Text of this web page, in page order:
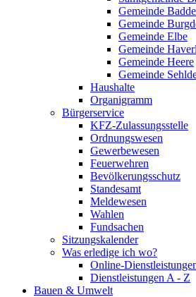
Gemeinde
Gemeinde
Gemeinde Elbe
Gemeinde
Gemeinde Heere
Gemeinde
Haushalte
Organigramm
Bürgerservice
KFZ-Zulassungsstelle
Ordnungswesen
Gewerbewesen
Feuerwehren
Bevölkerungsschutz
Standesamt
Meldewesen
Wahlen
Fundsachen
Sitzungskalender
Was erledige ich wo?
Online-
Dienstleistungen A - Z
Bauen & Umwelt